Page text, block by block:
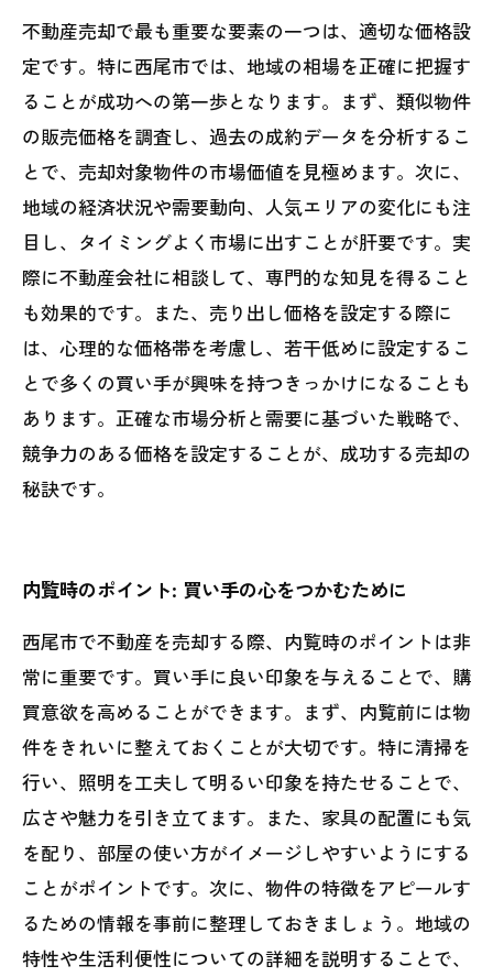
不動産売却で最も重要な要素の一つは、適切な価格設
定です。特に西尾市では、地域の相場を正確に把握す
ることが成功への第一歩となります。まず、類似物件
の販売価格を調査し、過去の成約データを分析するこ
とで、売却対象物件の市場価値を見極めます。次に、
地域の経済状況や需要動向、人気エリアの変化にも注
目し、タイミングよく市場に出すことが肝要です。実
際に不動産会社に相談して、専門的な知見を得ること
も効果的です。また、売り出し価格を設定する際に
は、心理的な価格帯を考慮し、若干低めに設定するこ
とで多くの買い手が興味を持つきっかけになることも
あります。正確な市場分析と需要に基づいた戦略で、
競争力のある価格を設定することが、成功する売却の
秘訣です。
内覧時のポイント: 買い手の心をつかむために
西尾市で不動産を売却する際、内覧時のポイントは非
常に重要です。買い手に良い印象を与えることで、購
買意欲を高めることができます。まず、内覧前には物
件をきれいに整えておくことが大切です。特に清掃を
行い、照明を工夫して明るい印象を持たせることで、
広さや魅力を引き立てます。また、家具の配置にも気
を配り、部屋の使い方がイメージしやすいようにする
ことがポイントです。次に、物件の特徴をアピールす
るための情報を事前に整理しておきましょう。地域の
特性や生活利便性についての詳細を説明することで、